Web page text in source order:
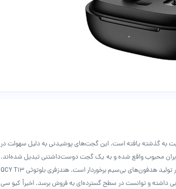
به گذشته یافته است. این گجت‌های پوشیدنی به دلیل سهولت در
محبوب واقع شده و به یک گجت دوست‌داشتنی تبدیل شده‌اند.
برند QCY که زیر مجموعه شیائومی به‌حساب می‌آید، از سابقه درخشانی در تولید هدفون‌های بی‌سیم برخوردار است. هندزفری بلوتوثی QCY T13
داشته و توانست در سطح گسترده‌ای به فروش برسد. اخیراً کیو سی